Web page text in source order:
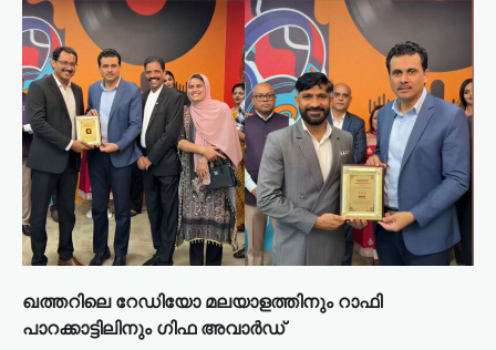
i
g
a
t
i
o
n
ഖത്തറിലെ റേഡിയോ മലയാളത്തിനും റാഫി
പാറക്കാട്ടിലിനും ഗിഫ അവാര്‍ഡ്